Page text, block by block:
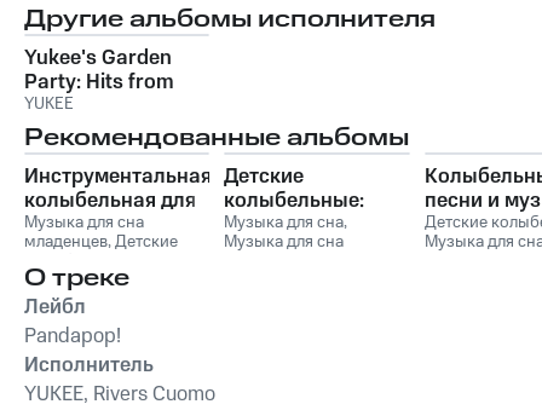
Другие альбомы исполнителя
Yukee's Garden
Party: Hits from
Series 1
YUKEE
Рекомендованные альбомы
Инструментальная
колыбельная для
малышей со
звуками природы
Музыка для сна
младенцев,Детские
для сна малыша
Колыбельная музыка
для детей и младенцев
Детские
колыбельные:
Нежная
успокаивающая
Музыка для сна,
Музыка для сна
песни и
для сна
младенцев
Детские
Музыка для
О треке
Лейбл
Pandapop!
Исполнитель
YUKEE, Rivers Cuomo